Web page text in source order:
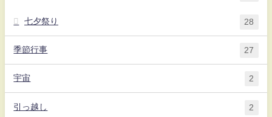
七夕祭り 28
季節行事 27
宇宙 2
引っ越し 2